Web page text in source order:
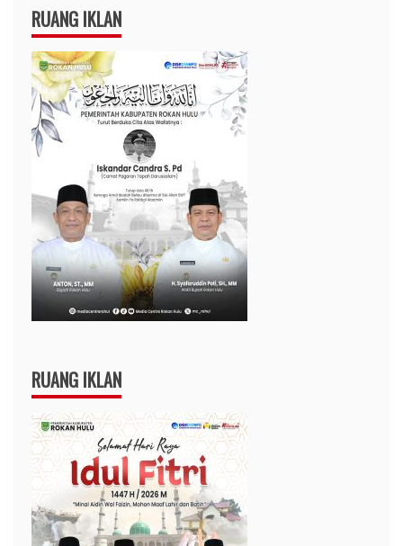
RUANG IKLAN
RUANG IKLAN